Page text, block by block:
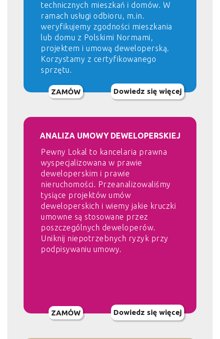
technicznych mieszkań i domów. W
ramach usługi odbioru, m.in.
weryfikujemy zgodności mieszkania
lub domu z Polskimi Normami,
projektem i umową deweloperską.
Korzystamy z certyfikowanego
sprzętu.
ZAMÓW Dowiedz się więcej
ANALIZA UMOWY DEWELOPERSKIEJ
Pewny Lokal to kancelaria prawna
wyspecjalizowana w prawie
deweloperskim i prawie
nieruchomości. Przeanalizowaliśmy
tysiące projektów umów
deweloperskich i wiemy jakie kruczki
umowne są stosowane przez
poszczególnych deweloperów.
Uniknij niepotrzebnych ryzyk przy
podpisywaniu umowy.
ZAMÓW Dowiedz się więcej